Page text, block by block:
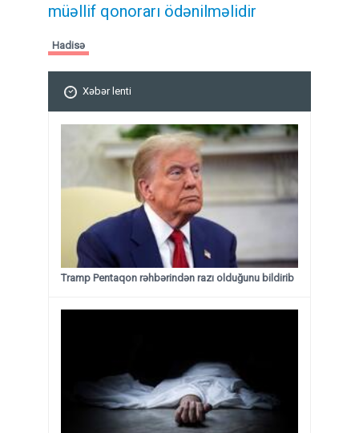
müəllif qonorarı ödənilməlidir
Hadisə
Xəbər lenti
Tramp Pentaqon rəhbərindən razı olduğunu bildirib